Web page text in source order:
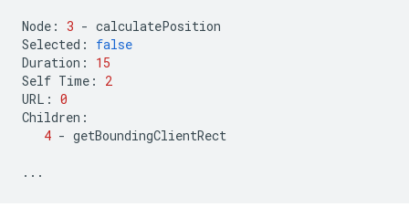
Node : 3 - calculatePosition
Selected :
false
Duration :
15
Self Time :
2
URL : 0
Children :
4 - getBoundingClientRect
...